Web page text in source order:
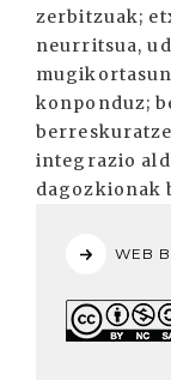
zerbitzuak;
neurritsua,
konponduz;
integrazio
dagozkionak
WEB